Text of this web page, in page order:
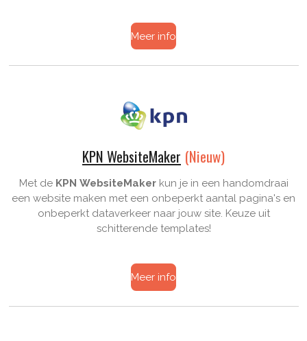
Meer info
KPN WebsiteMaker (Nieuw)
Met de KPN WebsiteMakerkun je in een handomdraai
een website maken met een onbeperkt aantal pagina's en
onbeperkt dataverkeer naar jouw site. Keuze uit
schitterende templates!
Meer info